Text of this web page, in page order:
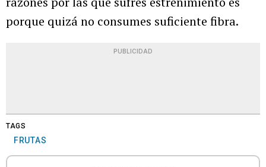
porque quizá no consumes suficiente fibra.
PUBLICIDAD
TAGS
FRUTAS